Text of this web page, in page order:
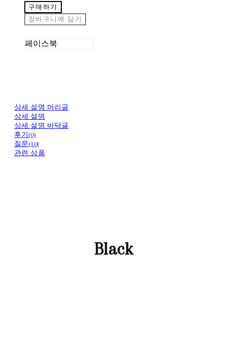
구매하기
장바구니에 담기
페이스북
상세 설명 머리글
상세 설명
상세 설명 바닥글
후기(0)
질문(10)
관련 상품
Black